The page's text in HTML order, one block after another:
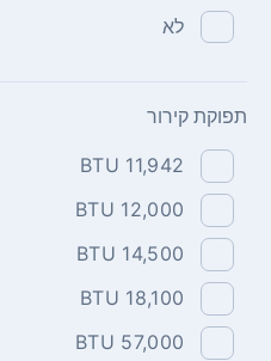
לא
תפוקת קירור
11,942 BTU
12,000 BTU
14,500 BTU
18,100 BTU
57,000 BTU